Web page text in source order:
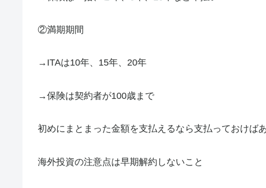
②満期期間
→ITAは10年、15年、20年
→保険は契約者が100歳まで
初めにまとまった金額を支払えるなら支払っておけば
海外投資の注意点は早期解約しないこと